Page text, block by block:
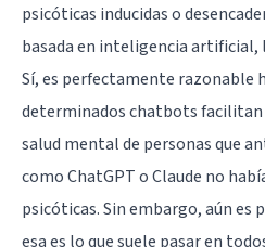
psicóticas inducidas o
basada en inteligencia artificial,
Sí, es perfectamente razonable
determinados chatbots
salud mental de personas que
como ChatGPT o Claude no
psicóticas. Sin embargo, aún es
esa es lo que suele pasar en